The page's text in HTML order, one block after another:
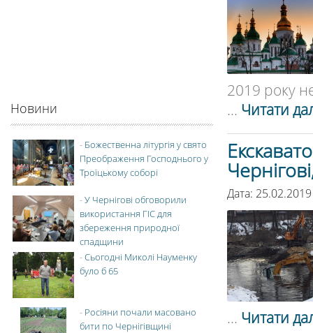
2019 року
... Читати
Дата:
... Читати
Новини
- Божественна літургія у свято
Преображення Господнього у
Троїцькому соборі
-У Чернігові обговорили
використання ГІС для
збереження природної
спадщини
-Сьогодні Миколі Науменку
було б 65
- Росіяни почали масовано
бити по Чернігівщині